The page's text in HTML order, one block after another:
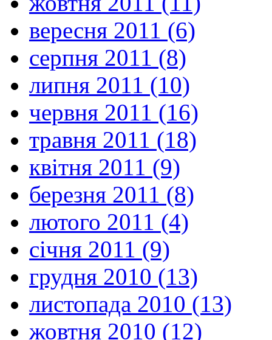
вересня 2011 (6)
серпня 2011 (8)
липня 2011 (10)
червня 2011 (16)
травня 2011 (18)
квітня 2011 (9)
березня 2011 (8)
лютого 2011 (4)
січня 2011 (9)
грудня 2010 (13)
листопада 2010 (13)
жовтня 2010 (12)